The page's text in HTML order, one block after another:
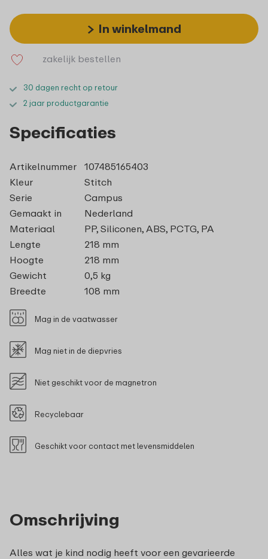
In winkelmand
zakelijk bestellen
30 dagen recht op retour
2 jaar productgarantie
Omschrijving
Alles wat je kind nodig heeft voor een gevarieerde
Specificaties
Artikelnummer
107485165403
Kleur
Stitch
Serie
Campus
Gemaakt in
Nederland
Materiaal
PP, Siliconen, ABS, PCTG, PA
Lengte
218 mm
Hoogte
218 mm
Gewicht
0,5 kg
Breedte
108 mm
Mag in de vaatwasser
Mag niet in de diepvries
Niet geschikt voor de magnetron
Recyclebaar
Geschikt voor contact met levensmiddelen